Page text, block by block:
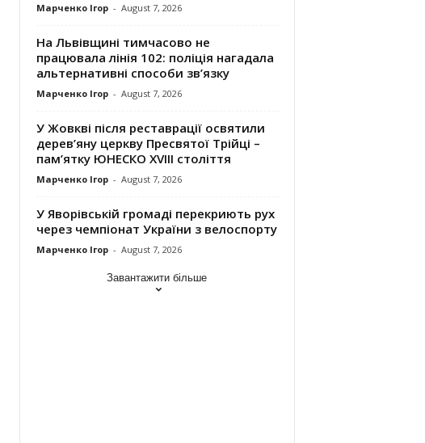
Марченко Ігор - August 7, 2026
На Львівщині тимчасово не
працювала лінія 102: поліція нагадала
альтернативні способи зв’язку
Марченко Ігор - August 7, 2026
У Жовкві після реставрації освятили
дерев’яну церкву Пресвятої Трійці –
пам’ятку ЮНЕСКО XVIII століття
Марченко Ігор - August 7, 2026
У Яворівській громаді перекриють рух
через чемпіонат України з велоспорту
Марченко Ігор - August 7, 2026
Завантажити більше